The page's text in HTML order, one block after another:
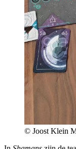
© Joost Klein